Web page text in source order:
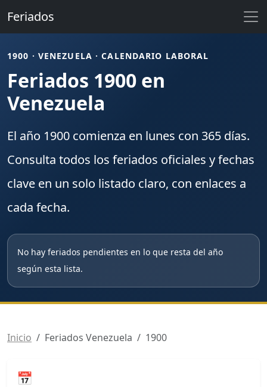
Feriados
1900 · VENEZUELA · CALENDARIO LABORAL
Feriados 1900 en
Venezuela
El año 1900 comienza en lunes con 365 días.
Consulta todos los feriados oficiales y fechas
clave en un solo listado claro, con enlaces a
cada fecha.
No hay feriados pendientes en lo que resta del año
según esta lista.
Inicio Feriados Venezuela 1900
📅